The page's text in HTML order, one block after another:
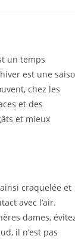
un temps
est une
chez les
et des
et mieux
craquelée et
avec l’air.
dames,
il n’est pas